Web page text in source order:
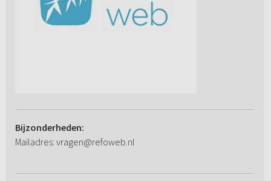
Bijzonderheden:
Mailadres: vragen@refoweb.nl